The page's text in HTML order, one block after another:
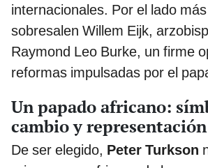
internacionales. Por el lado
sobresalen Willem Eijk,
Raymond Leo Burke, un firme
reformas impulsadas por el
Un papado africano:
cambio y
De ser elegido, Peter Turkson